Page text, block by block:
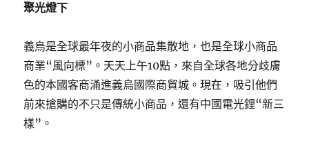
聚光燈下
義烏是全球最年夜的小商品集散地，也是全球小商品
商業“風向標”。天天上午10點，來自全球各地分歧膚
色的本國客商涌進義烏國際商貿城。現在，吸引他們
前來搶購的不只是傳統小商品，還有中國電光鋰“新三
樣”。